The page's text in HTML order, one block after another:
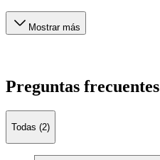
Mostrar más
Preguntas frecuentes
Todas (2)